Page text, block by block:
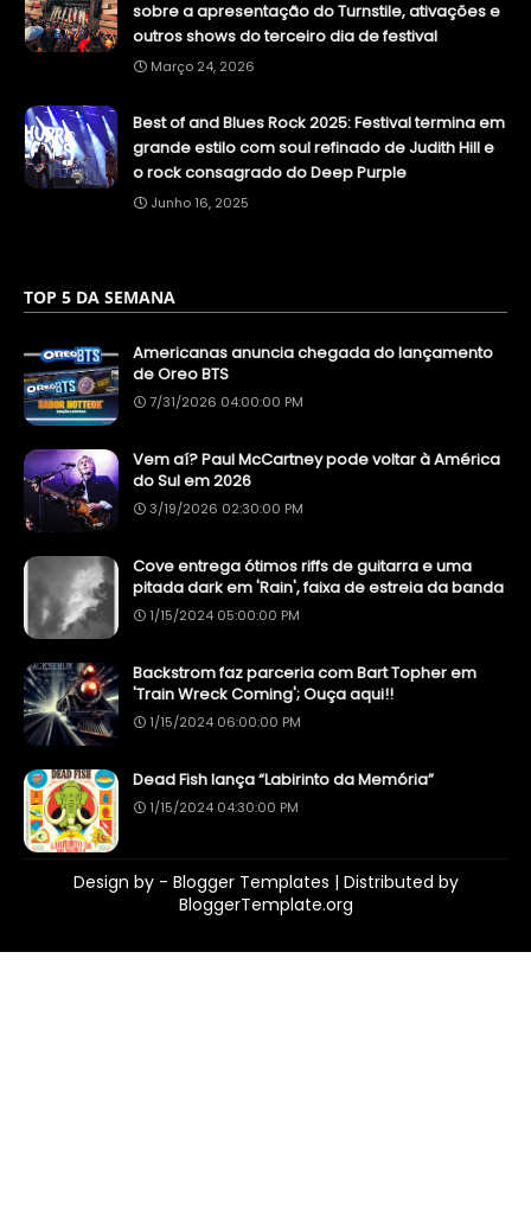
sobre a apresentação do Turnstile, ativações e
outros shows do terceiro dia de festival
Março 24, 2026
Best of and Blues Rock 2025: Festival termina em
grande estilo com soul refinado de Judith Hill e
o rock consagrado do Deep Purple
Junho 16, 2025
TOP 5 DA SEMANA
Americanas anuncia chegada do lançamento
de Oreo BTS
7/31/2026 04:00:00 PM
Vem aí? Paul McCartney pode voltar à América
do Sul em 2026
3/19/2026 02:30:00 PM
Cove entrega ótimos riffs de guitarra e uma
pitada dark em 'Rain', faixa de estreia da banda
1/15/2024 05:00:00 PM
Backstrom faz parceria com Bart Topher em
'Train Wreck Coming'; Ouça aqui!!
1/15/2024 06:00:00 PM
Dead Fish lança “Labirinto da Memória”
1/15/2024 04:30:00 PM
Design by - Blogger Templates | Distributed by
BloggerTemplate.org